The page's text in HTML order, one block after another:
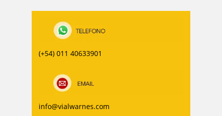
(+54) 011 40633901
info@vialwarnes.com